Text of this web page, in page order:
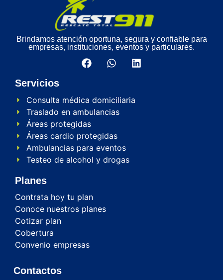
Brindamos atención oportuna, segura y confiable para
empresas, instituciones, eventos y particulares.
Servicios
Consulta médica domiciliaria
Traslado en ambulancias
Áreas protegidas
Áreas cardio protegidas
Ambulancias para eventos
Testeo de alcohol y drogas
Planes
Contrata hoy tu plan
Conoce nuestros planes
Cotizar plan
Cobertura
Convenio empresas
Contactos